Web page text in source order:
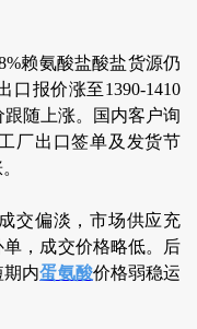
赖氨酸盐酸盐货源仍
口报价涨至1390-1410
随上涨。国内客户询
厂出口签单及发货节
交偏淡，市场供应充
，成交价格略低。后
期内蛋氨酸价格弱稳运